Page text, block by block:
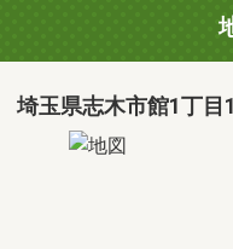
埼玉県志木市館1丁目